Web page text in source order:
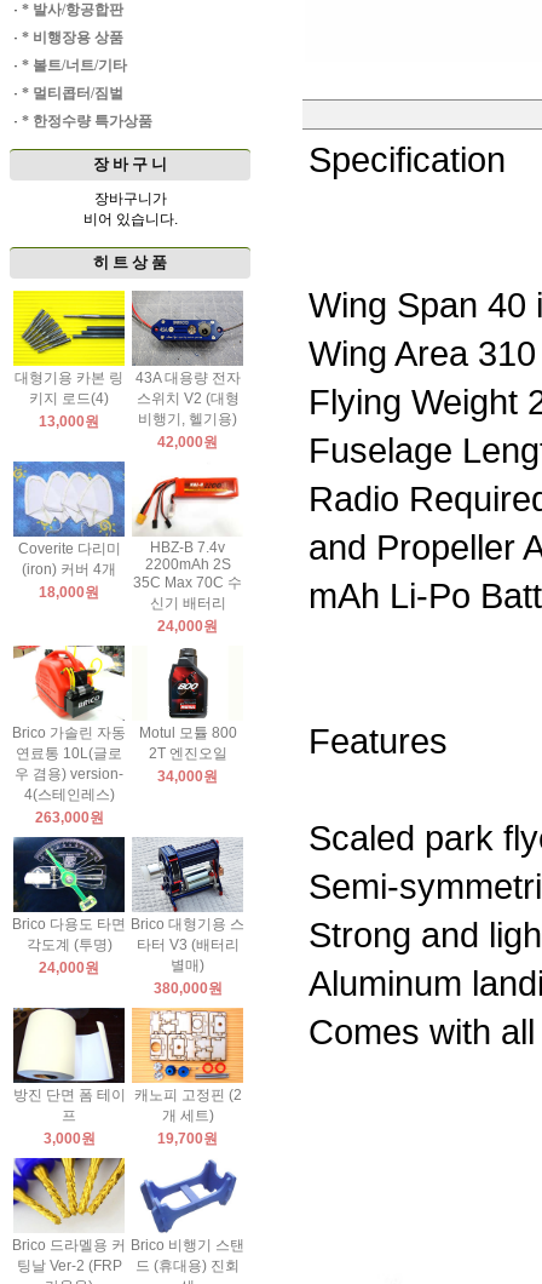
· * 발사/항공합판
· * 비행장용 상품
· * 볼트/너트/기타
· * 멀티콥터/짐벌
· * 한정수량 특가상품
장 바 구 니
장바구니가
비어 있습니다.
히 트 상 품
대형기용 카본 링
키지 로드(4)
13,000원
43A 대용량 전자
스위치 V2 (대형
비행기, 헬기용)
42,000원
Coverite 다리미
(iron) 커버 4개
18,000원
HBZ-B 7.4v
2200mAh 2S
35C Max 70C 수
신기 배터리
24,000원
Brico 가솔린 자동
연료통 10L(글로
우 겸용) version-
4(스테인레스)
263,000원
Motul 모튤 800
2T 엔진오일
34,000원
Brico 다용도 타면
각도계 (투명)
24,000원
Brico 대형기용 스
타터 V3 (배터리
별매)
380,000원
방진 단면 폼 테이
프
3,000원
캐노피 고정핀 (2
개 세트)
19,700원
Brico 드라멜용 커
팅날 Ver-2 (FRP
Brico 비행기 스탠
드 (휴대용) 진회
Specification
Wing Span 40
Wing Area
Flying Weight
Fuselage
Radio
and Propeller
mAh Li-Po
Features
Scaled park
Semi-
Strong and
Aluminum
Comes with